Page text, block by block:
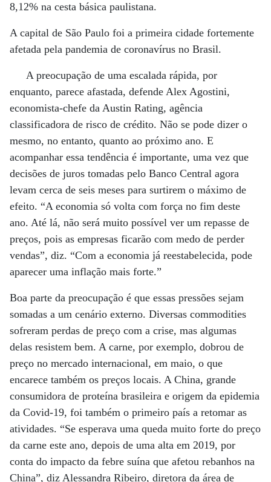
8,12% na cesta básica paulistana.
A capital de São Paulo foi a primeira cidade fortemente
afetada pela pandemia de coronavírus no Brasil.
A preocupação de uma escalada rápida, por
enquanto, parece afastada, defende Alex Agostini,
economista-chefe da Austin Rating, agência
classificadora de risco de crédito. Não se pode dizer o
mesmo, no entanto, quanto ao próximo ano. E
acompanhar essa tendência é importante, uma vez que
decisões de juros tomadas pelo Banco Central agora
levam cerca de seis meses para surtirem o máximo de
efeito. “A economia só volta com força no fim deste
ano. Até lá, não será muito possível ver um repasse de
preços, pois as empresas ficarão com medo de perder
vendas”, diz. “Com a economia já reestabelecida, pode
aparecer uma inflação mais forte.”
Boa parte da preocupação é que essas pressões sejam
somadas a um cenário externo. Diversas commodities
sofreram perdas de preço com a crise, mas algumas
delas resistem bem. A carne, por exemplo, dobrou de
preço no mercado internacional, em maio, o que
encarece também os preços locais. A China, grande
consumidora de proteína brasileira e origem da epidemia
da Covid-19, foi também o primeiro país a retomar as
atividades. “Se esperava uma queda muito forte do preço
da carne este ano, depois de uma alta em 2019, por
conta do impacto da febre suína que afetou rebanhos na
China”, diz Alessandra Ribeiro, diretora da área de